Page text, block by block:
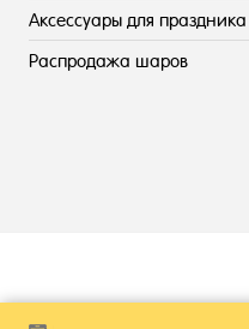
Аксессуары для праздника
Распродажа шаров